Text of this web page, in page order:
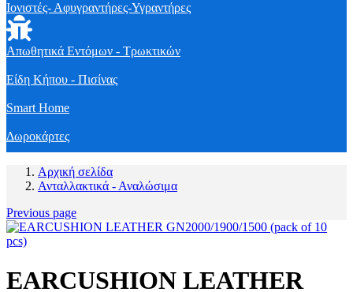
Ιονιστές- Αφυγραντήρες-Υγραντήρες
Απωθητικά Εντόμων - Τρωκτικών
Είδη Κήπου - Πισίνας
Smart Home
Δωροκάρτες
Αρχική σελίδα
Ανταλλακτικά - Αναλώσιμα
Previous page
EARCUSHION LEATHER